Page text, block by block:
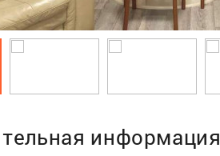
информация